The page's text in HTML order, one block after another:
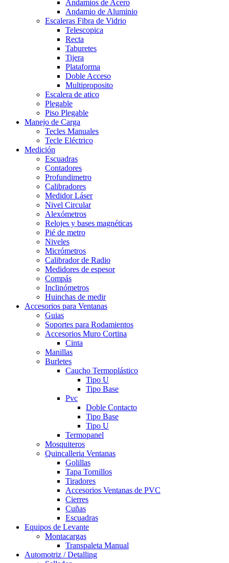
Andamios de Acero
Andamio de Aluminio
Escaleras Fibra de Vidrio
Telescopica
Recta
Taburetes
Tijera
Plataforma
Doble Acceso
Multiproposito
Escalera de atico
Plegable
Piso Plegable
Manejo de Carga
Tecles Manuales
Tecle Eléctrico
Medición
Escuadras
Contadores
Profundimetro
Calibradores
Medidor Láser
Nivel Circular
Alexómetros
Relojes y bases magnéticas
Pié de metro
Niveles
Micrómetros
Calibrador de Radio
Medidores de espesor
Compás
Inclinómetros
Huinchas de medir
Accesorios para Ventanas
Guias
Soportes para Rodamientos
Accesorios Muro Cortina
Cinta
Manillas
Burletes
Caucho Termoplástico
Tipo U
Tipo Base
Pvc
Doble Contacto
Tipo Base
Tipo U
Termopanel
Mosquiteros
Quincalleria Ventanas
Golillas
Tapa Tornillos
Tiradores
Accesorios Ventanas de PVC
Cierres
Cuñas
Escuadras
Equipos de Levante
Montacargas
Transpaleta Manual
Automotriz / Detalling